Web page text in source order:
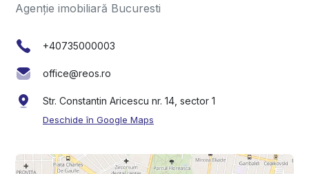
Agenție imobiliară Bucuresti
+40735000003
office@reos.ro
Str. Constantin Aricescu nr. 14, sector 1
Deschide în Google Maps